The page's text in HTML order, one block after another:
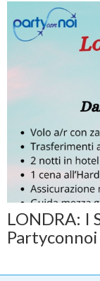
LONDRA: I
Partyconnoi